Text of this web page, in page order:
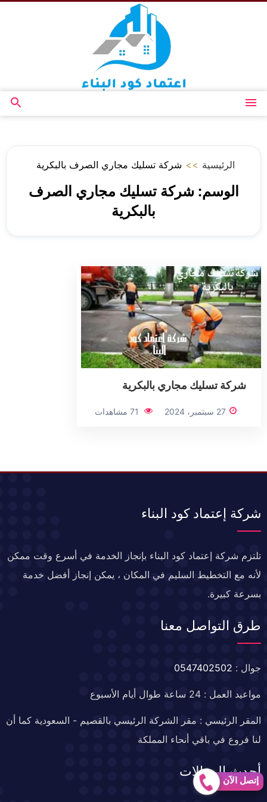
القائمة
بحث
الرئيسية >> شركة تسليك مجاري الصرف بالبكرية
الوسم:شركة تسليك مجاري الصرف
بالبكرية
شركة تسليك مجاري بالبكرية
27 سبتمبر، 2024 71 مشاهدات
شركة إعتماد كود البناء
تلتزم شركة إعتماد كود البناء بإنجاز الخدمة في أسرع وقت ممكن
لأنه مع التخطيط السليم في المكان ، يمكن إنجاز أفضل خدمة
بسرعة كبيرة.
طرق التواصل معنا
جوال : 0547402502
مواعيد العمل : 24 ساعة طوال أيام الأسبوع
المقر الرئيسي : مقر الشركة الرئيسي بالقصيم - السعودية كما أن
لنا فروع في باقي أنحاء المملكة
أحدث المقالات
إتصل الآن